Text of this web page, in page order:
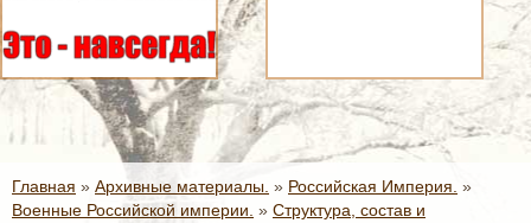
Главная » Архивные материалы. » Российская Империя. »
Военные Российской империи. » Структура, состав и